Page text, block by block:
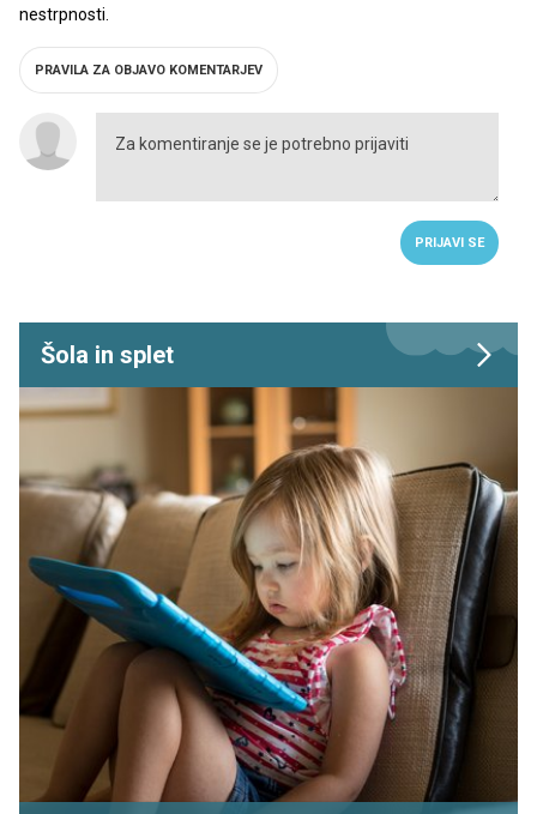
nestrpnosti.
PRAVILA ZA OBJAVO KOMENTARJEV
PRIJAVI SE
Šola in splet